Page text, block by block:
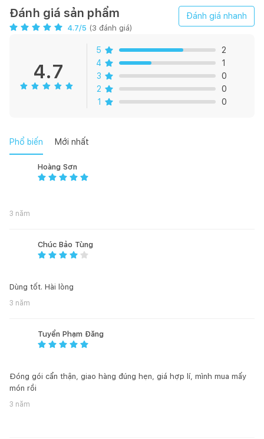
Lưới lọc : Nhôm
2*40W Đèn LED
Công suất hút 500 m3/h
Điện áp : 220-240V/50Hz
Kích thước: W700 x D500 x H130mm
Đánh giá sản phẩm
4.7/5 (3 đánh giá)
Đánh giá nhanh
4.7
5
2
4
1
3
0
2
0
1
0
Phổ biến Mới nhất
Hoàng Sơn
3 năm
Chúc Bảo Tùng
Dùng tốt. Hài lòng
3 năm
Tuyển Phạm Đăng
Đóng gói cẩn thận, giao hàng đúng hẹn, giá hợp lí, mình mua mấy
món rồi
3 năm